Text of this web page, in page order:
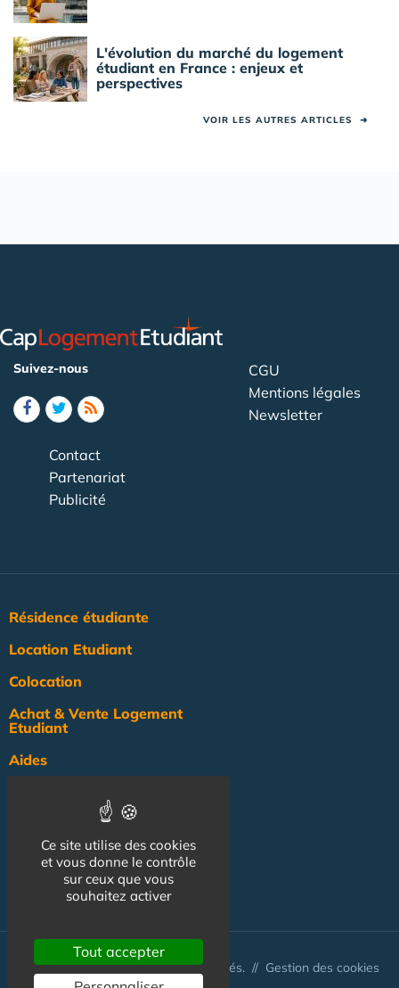
L'évolution du marché du logement
étudiant en France : enjeux et
perspectives
VOIR LES AUTRES ARTICLES ➜
Suivez-nous
CGU
Mentions légales
Newsletter
Contact
Partenariat
Publicité
Résidence étudiante
Location Etudiant
Colocation
Achat & Vente Logement
Etudiant
Aides
NOS AUTRES SITES :
© Australis 2026 - Tous droits réservés. // Gestion des cookies
Ce site utilise des cookies
et vous donne le contrôle
sur ceux que vous
souhaitez activer
Tout accepter